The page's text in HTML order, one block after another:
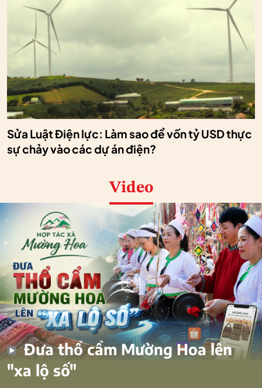
Sửa Luật Điện lực: Làm sao để vốn tỷ USD thực
sự chảy vào các dự án điện?
Video
Đưa thổ cẩm Mường Hoa lên
"xa lộ số"